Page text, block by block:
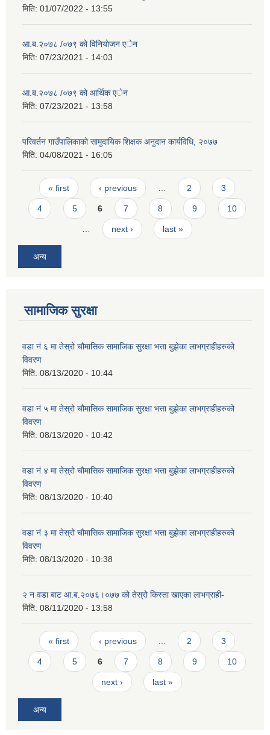
मिति: 01/07/2022 - 13:55
आ.ब.२०७८ /०७९ को विनियाेजन एेन
मिति: 07/23/2021 - 14:03
आ.ब.२०७८ /०७९ को आर्थिक ‌‌एेन
मिति: 07/23/2021 - 13:58
परिवर्तन गाउँपालिकाकाे सामुदायिक शिक्षक अनुदान कार्यविधि, २०७७
मिति: 04/08/2021 - 16:05
Pages
« first ‹ previous 2 3
4 5 6 7 8 9 10
next › last »
अन्य
सामाजिक सुरक्षा
वडा नं ६ मा तेस्रो चौमासिक सामाजिक सुरक्षा भत्ता बुझेका लाभग्राहीहरुको
विवरण
मिति: 08/13/2020 - 10:44
वडा नं ५ मा तेस्रो चौमासिक सामाजिक सुरक्षा भत्ता बुझेका लाभग्राहीहरुको
विवरण
मिति: 08/13/2020 - 10:42
वडा नं ४ मा तेस्रो चौमासिक सामाजिक सुरक्षा भत्ता बुझेका लाभग्राहीहरुको
विवरण
मिति: 08/13/2020 - 10:40
वडा नं ३ मा तेस्रो चौमासिक सामाजिक सुरक्षा भत्ता बुझेका लाभग्राहीहरुको
विवरण
मिति: 08/13/2020 - 10:38
२ न‌ वडा बाट आ.ब.२०७६।०७७ को तेस्रो किस्ता खाएका लाभग्राही-
मिति: 08/11/2020 - 13:58
Pages
« first ‹ previous 2 3
4 5 6 7 8 9 10
next › last »
अन्य